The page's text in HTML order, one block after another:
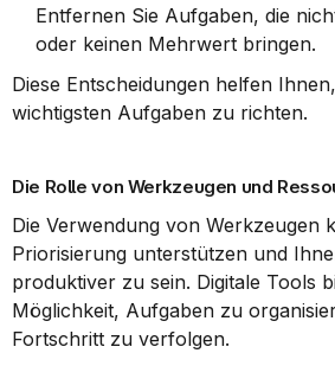
Entfernen Sie Aufgaben, die
oder keinen Mehrwert bringen.
Diese Entscheidungen helfen
wichtigsten Aufgaben zu richten.
Die Rolle von Werkzeugen und
Die Verwendung von Werkzeugen
Priorisierung unterstützen und
produktiver zu sein. Digitale Tools
Möglichkeit, Aufgaben zu
Fortschritt zu verfolgen.